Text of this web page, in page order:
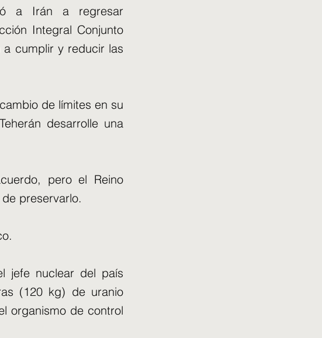
a Irán a regresar
Integral Conjunto
cumplir y reducir las
de límites en su
desarrolle una
pero el Reino
preservarlo.
jefe nuclear del país
(120 kg) de uranio
organismo de control